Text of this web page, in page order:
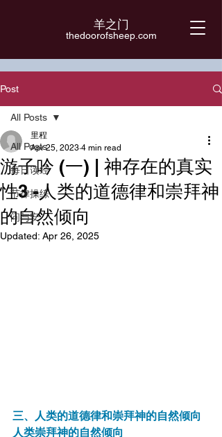
羊之门
​thedoorofsheep.com
Post
All Posts
每日读经
节律操练
问与安
All Posts
游子吟 (一) | 神存在的真实
性3 -人类的道德律和崇拜神
的自然倾向
里程
Apr 25, 2023 4 min read
Updated: Apr 26, 2025
三、人类的道德律和崇拜神的自然倾向
人类崇拜神的自然倾向